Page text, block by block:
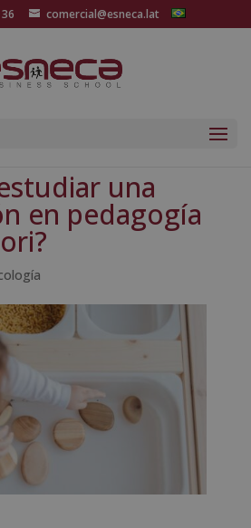
comercial@esneca.lat
una
en pedagogía